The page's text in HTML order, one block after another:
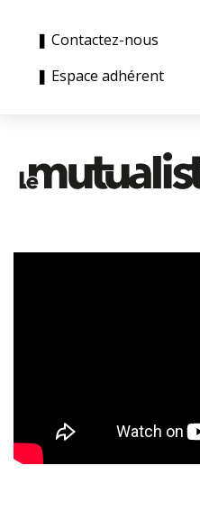
❚ Contactez-nous
❚ Espace adhérent